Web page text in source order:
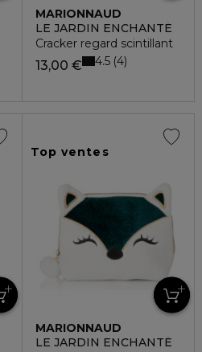
MARIONNAUD
LE JARDIN ENCHANTÉ
Cracker regard scintillant
13,00 € 4.5 4
Top ventes
MARIONNAUD
LE JARDIN ENCHANTÉ